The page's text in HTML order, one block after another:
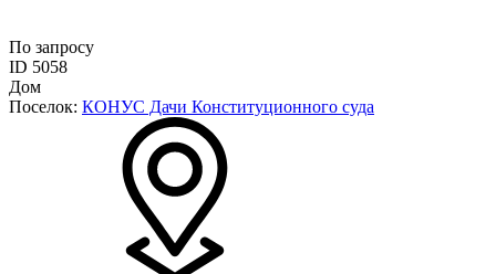
По запросу
ID 5058
Дом
Поселок: КОНУС Дачи Конституционного суда